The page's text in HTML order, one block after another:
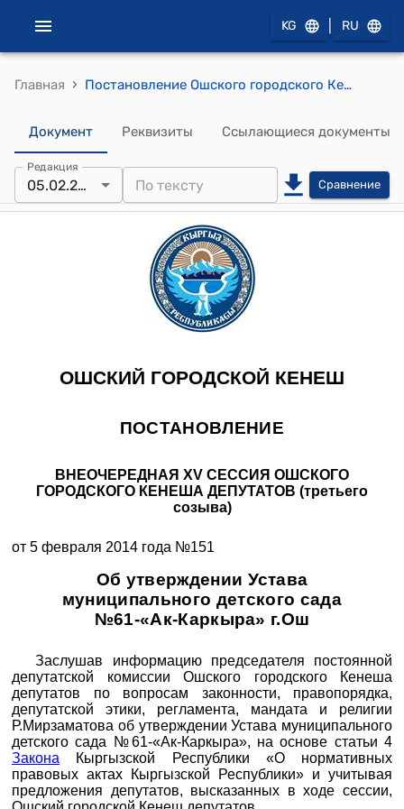
KG RU
Главная › Постановление Ошского городского Кенеша от 5 февраля 2014 года №151 "Об утверждении Устава муниципального детского сада №61-«Ак-Каркыра» г.Ош"
Документ Реквизиты Ссылающиеся документы
Редакция
05.02.2014 Сравнение